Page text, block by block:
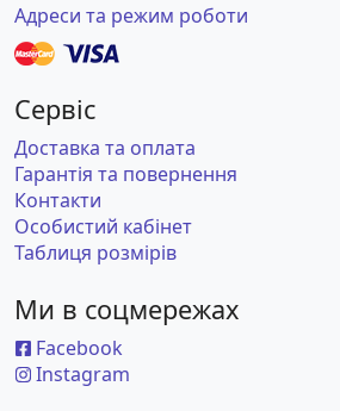
Адреси та режим роботи
Сервіс
Доставка та оплата
Гарантія та повернення
Контакти
Особистий кабінет
Таблиця розмірів
Ми в соцмережах
Facebook
Instagram